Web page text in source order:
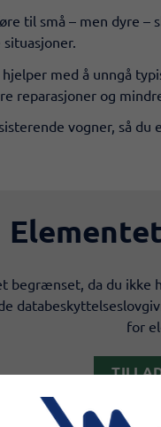
til små – men dyre –
med å unngå
reparasjoner og
vogner, så
begrænset, da du ikke
for
LÆS